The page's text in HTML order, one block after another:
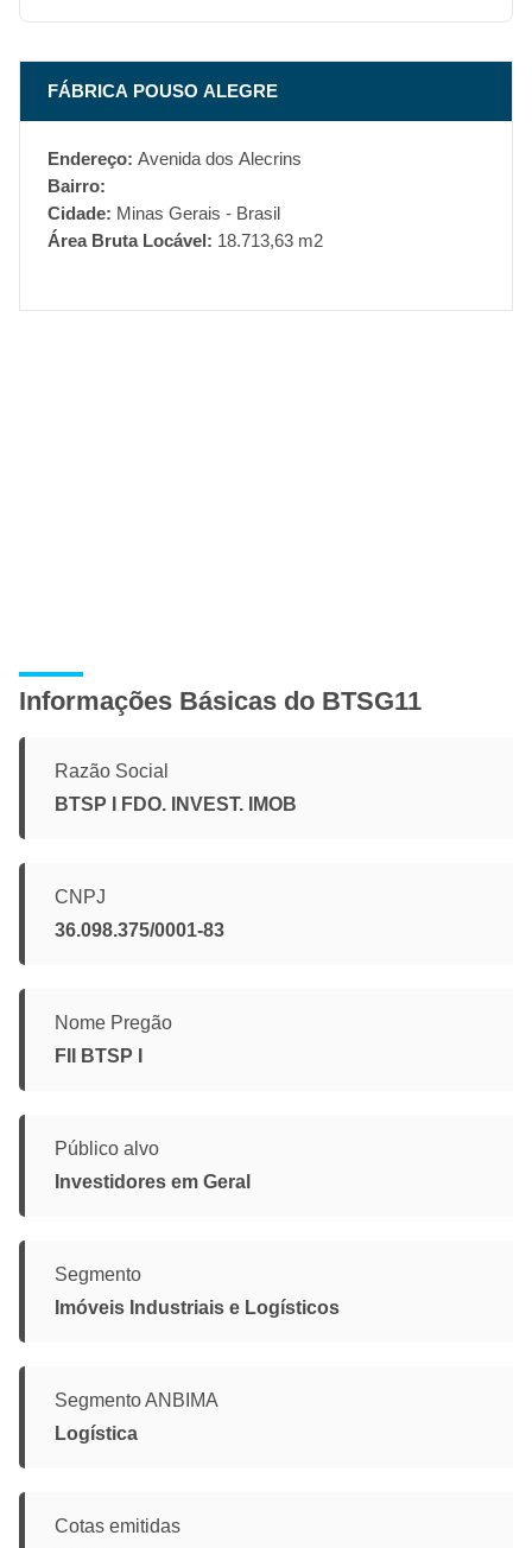
FÁBRICA POUSO ALEGRE
Endereço: Avenida dos Alecrins
Bairro:
Cidade: Minas Gerais - Brasil
Área Bruta Locável: 18.713,63 m2
Informações Básicas do BTSG11
Razão Social
BTSP I FDO. INVEST. IMOB
CNPJ
36.098.375/0001-83
Nome Pregão
FII BTSP I
Público alvo
Investidores em Geral
Segmento
Imóveis Industriais e Logísticos
Segmento ANBIMA
Logística
Cotas emitidas